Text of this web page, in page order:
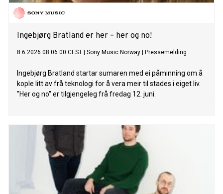
Ingebjørg Bratland er her – her og no!
8.6.2026 08:06:00 CEST Sony Music Norway Pressemelding
Ingebjørg Bratland startar sumaren med ei påminning om å
kople litt av frå teknologi for å vera meir til stades i eiget liv.
"Her og no" er tilgjengeleg frå fredag 12. juni.